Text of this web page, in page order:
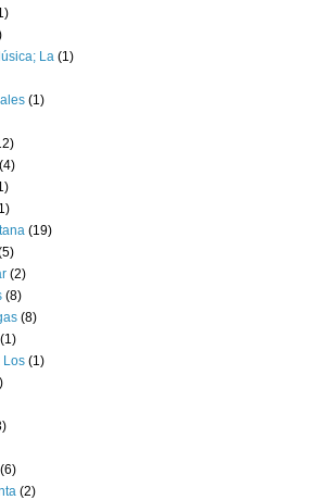
La (1)
(1)
(4)
(19)
(2)
(8)
(8)
(1)
Los (1)
(6)
(2)